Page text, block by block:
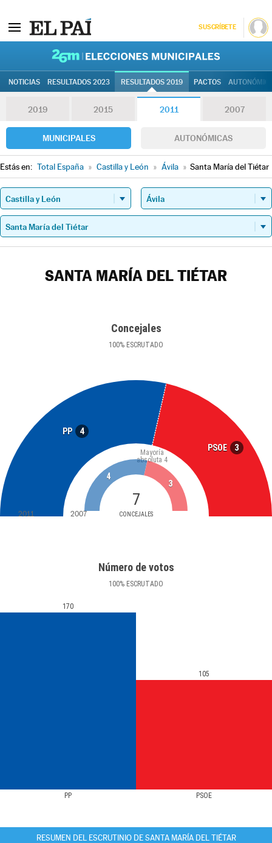
SUSCRÍBETE
NOTICIAS RESULTADOS 2023 RESULTADOS 2019 PACTOS
2019 2015 2011 2007
MUNICIPALES AUTONÓMICAS
Estás en: Total España » Castilla y León » Ávila » Santa María del Tiétar
SANTA MARÍA DEL TIÉTAR
Concejales
100% ESCRUTADO
PP 4
PSOE 3
7
CONCEJALES
Mayoría
absoluta 4
4
3
2011 2007
Número de votos
100% ESCRUTADO
PP PSOE
170
105
RESUMEN DEL ESCRUTINIO DE SANTA MARÍA DEL TIÉTAR